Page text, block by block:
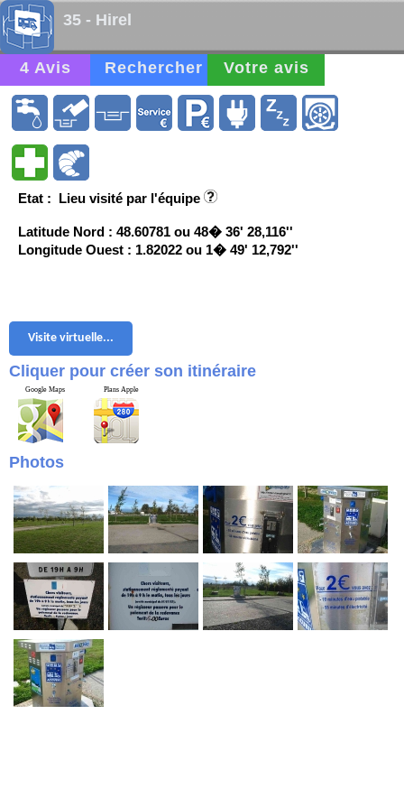
35 - Hirel
4 Avis Rechercher Votre avis
Etat : Lieu visité par l'équipe
Latitude Nord : 48.60781 ou 48� 36' 28,116''
Longitude Ouest : 1.82022 ou 1� 49' 12,792''
Visite virtuelle...
Cliquer pour créer son itinéraire
Google Maps Plans Apple
Photos